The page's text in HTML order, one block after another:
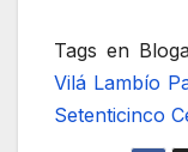
Tags en
Vilá Lambío
Setenticinco